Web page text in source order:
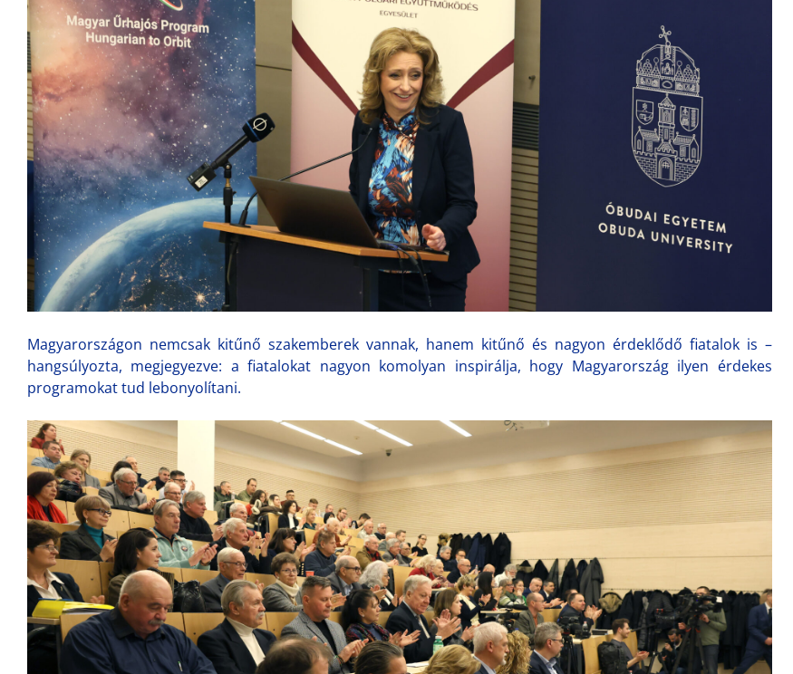
Magyarországon nemcsak kitűnő szakemberek vannak, hanem kitűnő és nagyon érdeklődő fiatalok is –
hangsúlyozta, megjegyezve: a fiatalokat nagyon komolyan inspirálja, hogy Magyarország ilyen érdekes
programokat tud lebonyolítani.